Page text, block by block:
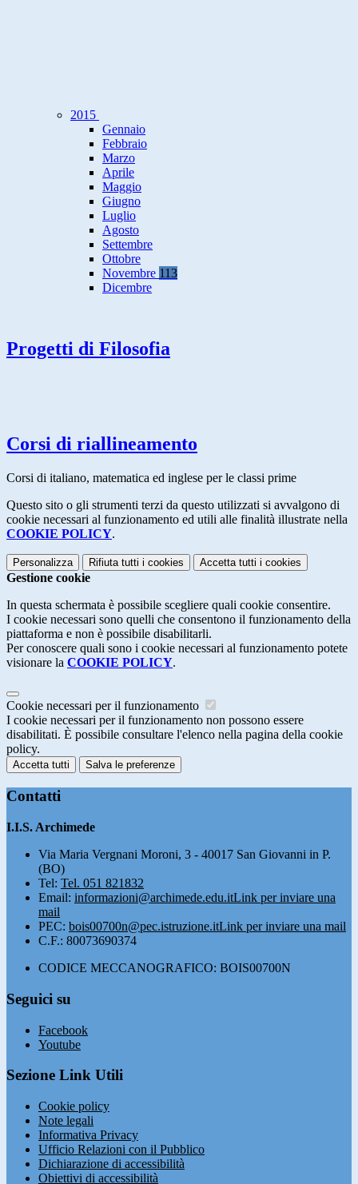
2015
Gennaio
Febbraio
Marzo
Aprile
Maggio
Giugno
Luglio
Agosto
Settembre
Ottobre
Novembre 113
Dicembre
Progetti di Filosofia
Corsi di riallineamento
Corsi di italiano, matematica ed inglese per le classi prime
Questo sito o gli strumenti terzi da questo utilizzati si avvalgono di
cookie necessari al funzionamento ed utili alle finalità illustrate nella
COOKIE POLICY.
Personalizza Rifiuta tutti i cookies Accetta tutti i cookies
Gestione cookie
In questa schermata è possibile scegliere quali cookie consentire.
I cookie necessari sono quelli che consentono il funzionamento della
piattaforma e non è possibile disabilitarli.
Per conoscere quali sono i cookie necessari al funzionamento potete
visionare la COOKIE POLICY.
Cookie necessari per il funzionamento
I cookie necessari per il funzionamento non possono essere
disabilitati. È possibile consultare l'elenco nella pagina della cookie
policy.
Accetta tutti Salva le preferenze
Contatti
I.I.S. Archimede
Via Maria Vergnani Moroni, 3 - 40017 San Giovanni in P.
(BO)
Tel: Tel. 051 821832
Email: informazioni@archimede.edu.itLink per inviare una
mail
PEC: bois00700n@pec.istruzione.itLink per inviare una mail
C.F.: 80073690374
CODICE MECCANOGRAFICO: BOIS00700N
Seguici su
Facebook
Youtube
Sezione Link Utili
Cookie policy
Note legali
Informativa Privacy
Ufficio Relazioni con il Pubblico
Dichiarazione di accessibilità
Obiettivi di accessibilità